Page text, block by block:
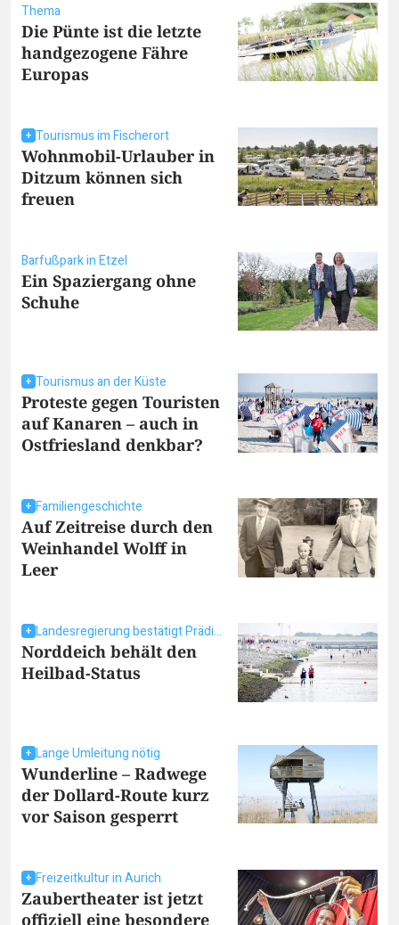
Thema
Die Pünte ist die letzte
handgezogene Fähre
Europas
Tourismus im Fischerort
Wohnmobil-Urlauber in
Ditzum können sich
freuen
Barfußpark in Etzel
Ein Spaziergang ohne
Schuhe
Tourismus an der Küste
Proteste gegen Touristen
auf Kanaren – auch in
Ostfriesland denkbar?
Familiengeschichte
Auf Zeitreise durch den
Weinhandel Wolff in
Leer
Landesregierung bestätigt Prädikat
Norddeich behält den
Heilbad-Status
Lange Umleitung nötig
Wunderline – Radwege
der Dollard-Route kurz
vor Saison gesperrt
Freizeitkultur in Aurich
Zaubertheater ist jetzt
offiziell eine besondere